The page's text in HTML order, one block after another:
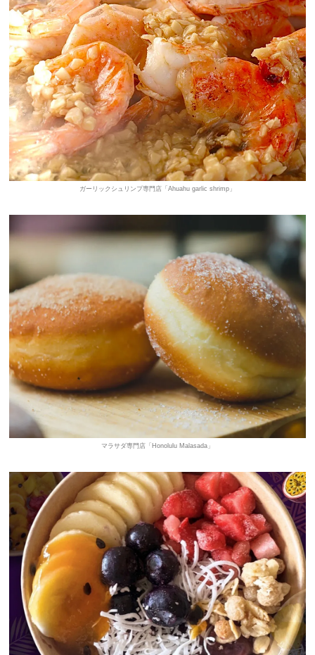
ガーリックシュリンプ専門店「Ahuahu garlic shrimp」
マラサダ専門店「Honolulu Malasada」